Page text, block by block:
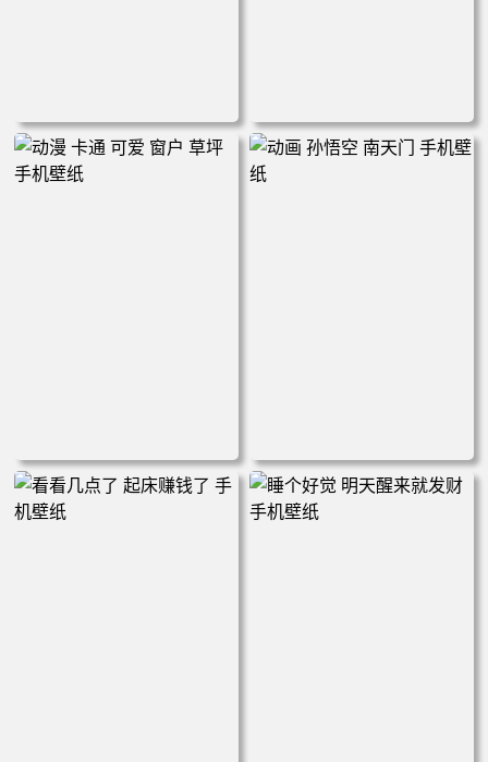
兜帽 面具 黄色卫衣 手机壁纸
卡通 宇航员 头盔 科幻 未来
手机壁纸
动漫 卡通 可爱 窗户 草坪 手
机壁纸
动画 孙悟空 南天门 手机壁纸